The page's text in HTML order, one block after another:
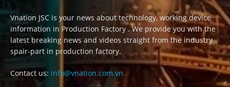
Vnation JSC is your news about technology, working device
information in Production Factory . We provide you with the
latest breaking news and videos straight from the industry
spair-part in production factory.
Contact us: info@vnation.com.vn